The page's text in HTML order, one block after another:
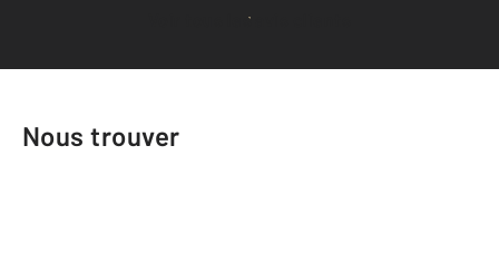
Voir tous les avis clients
Nous trouver